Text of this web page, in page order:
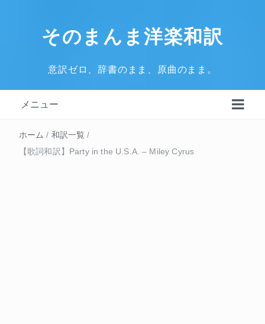
そのまんま洋楽和訳
意訳ゼロ、辞書のまま、原曲のまま。
メニュー
ホーム / 和訳一覧 /
【歌詞和訳】Party in the U.S.A. – Miley Cyrus